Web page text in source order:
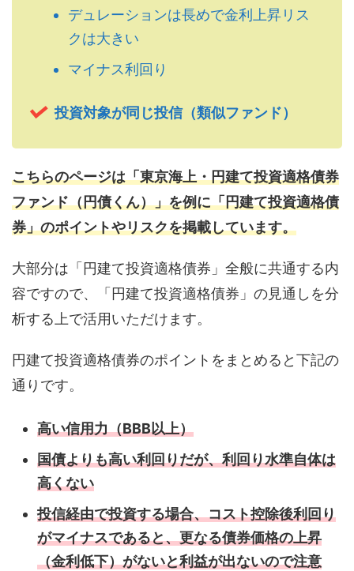
デュレーションは長めで金利上昇リス
クは大きい
マイナス利回り
投資対象が同じ投信（類似ファンド）
こちらのページは「東京海上・円建て投資適格債券
ファンド（円債くん）」を例に「円建て投資適格債
券」のポイントやリスクを掲載しています。
大部分は「円建て投資適格債券」全般に共通する内
容ですので、「円建て投資適格債券」の見通しを分
析する上で活用いただけます。
円建て投資適格債券のポイントをまとめると下記の
通りです。
高い信用力（BBB以上）
国債よりも高い利回りだが、利回り水準自体は
高くない
投信経由で投資する場合、コスト控除後利回り
がマイナスであると、更なる債券価格の上昇
（金利低下）がないと利益が出ないので注意